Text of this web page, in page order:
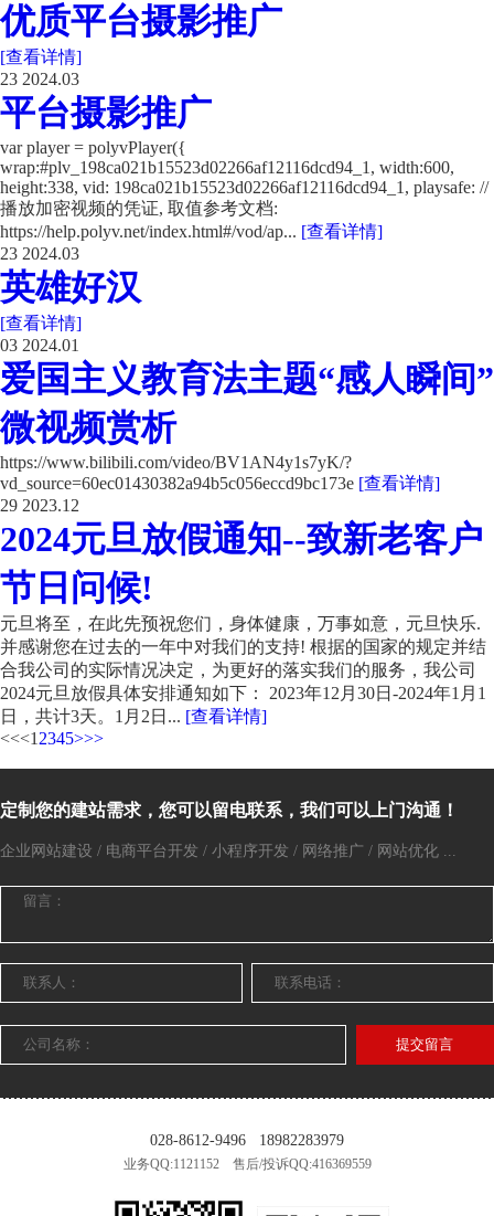
优质平台摄影推广
[查看详情]
23 2024.03
平台摄影推广
var player = polyvPlayer({
wrap:#plv_198ca021b15523d02266af12116dcd94_1, width:600,
height:338, vid: 198ca021b15523d02266af12116dcd94_1, playsafe: //
播放加密视频的凭证, 取值参考文档:
https://help.polyv.net/index.html#/vod/ap... [查看详情]
23 2024.03
英雄好汉
[查看详情]
03 2024.01
爱国主义教育法主题“感人瞬间”
微视频赏析
https://www.bilibili.com/video/BV1AN4y1s7yK/?
vd_source=60ec01430382a94b5c056eccd9bc173e [查看详情]
29 2023.12
2024元旦放假通知--致新老客户
节日问候!
元旦将至，在此先预祝您们，身体健康，万事如意，元旦快乐.
并感谢您在过去的一年中对我们的支持! 根据的国家的规定并结
合我公司的实际情况决定，为更好的落实我们的服务，我公司
2024元旦放假具体安排通知如下： 2023年12月30日-2024年1月1
日，共计3天。1月2日... [查看详情]
<<<1 2345>>>
定制您的建站需求，您可以留电联系，我们可以上门沟通！
企业网站建设 / 电商平台开发 / 小程序开发 / 网络推广 / 网站优化 ...
提交留言
028-8612-9496 18982283979
业务QQ:1121152 售后/投诉QQ:416369559